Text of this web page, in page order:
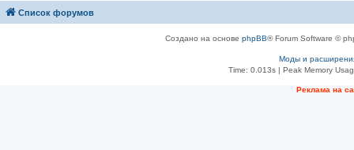
Список форумов
Создано на основе phpBB® Forum Software ©
Моды и
Time: 0.013s| Peak Memory
Рeклама на